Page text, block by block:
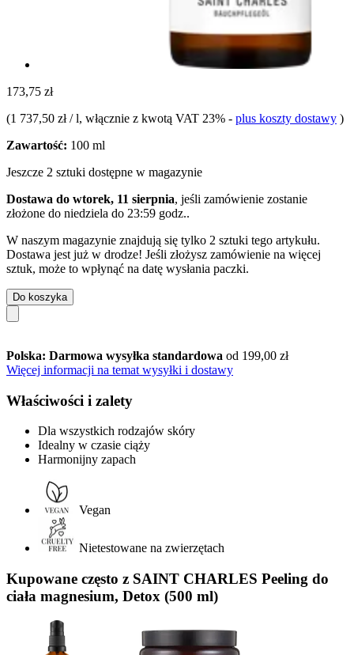
173,75 zł
(1 737,50 zł / l, włącznie z kwotą VAT 23% - plus koszty dostawy )
Zawartość: 100 ml
Jeszcze 2 sztuki dostępne w magazynie
Dostawa do wtorek, 11 sierpnia, jeśli zamówienie zostanie
złożone do niedziela do 23:59 godz..
W naszym magazynie znajdują się tylko 2 sztuki tego artykułu.
Dostawa jest już w drodze! Jeśli złożysz zamówienie na więcej
sztuk, może to wpłynąć na datę wysłania paczki.
Do koszyka
Polska: Darmowa wysyłka standardowa od 199,00 zł
Więcej informacji na temat wysyłki i dostawy
Właściwości i zalety
Dla wszystkich rodzajów skóry
Idealny w czasie ciąży
Harmonijny zapach
Vegan
Nietestowane na zwierzętach
Kupowane często z SAINT CHARLES Peeling do
ciała magnesium, Detox (500 ml)